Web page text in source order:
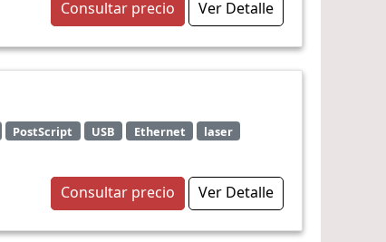
Consultar precio Ver Detalle
PostScript USB Ethernet laser
Consultar precio Ver Detalle